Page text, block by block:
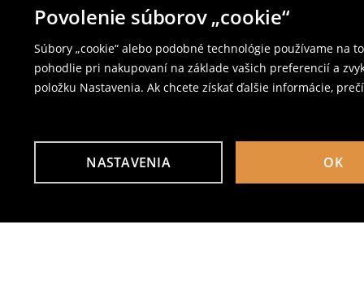
Povolenie súborov „cookie“
Súbory „cookie“ alebo podobné technológie používame na
pohodlie pri nakupovaní na základe vašich preferencií a
položku Nastavenia. Ak chcete získať ďalšie informácie,
NASTAVENIA OK
EUR v kamenných predajniach,
platné v deň vyzdvihnutia”